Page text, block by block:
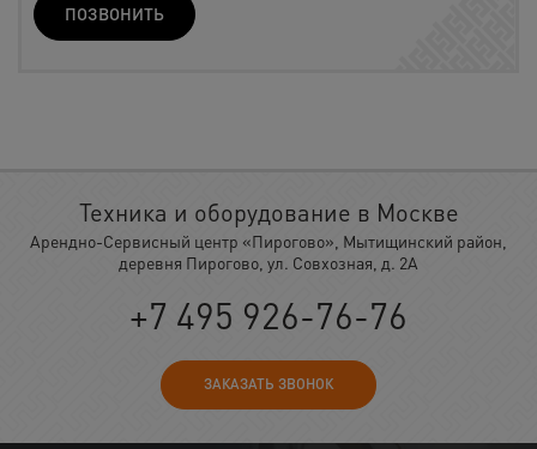
ПОЗВОНИТЬ
Техника и оборудование в Москве
Арендно-Сервисный центр «Пирогово», Мытищинский район,
деревня Пирогово, ул. Совхозная, д. 2А
+7 495 926-76-76
ЗАКАЗАТЬ ЗВОНОК